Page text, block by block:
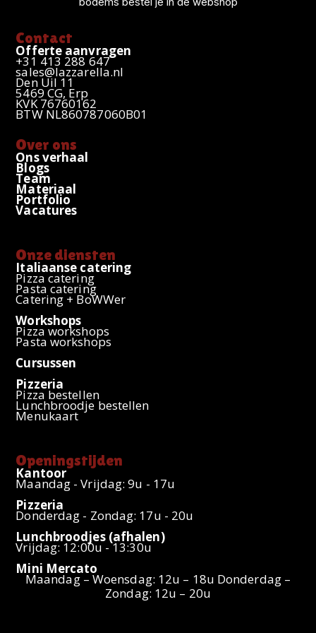
a n
Contact
Offerte aanvragen
+31 413 288 647
sales@lazzarella.nl
Den Uil 11
5469 CG, Erp
KVK 76760162
BTW NL860787060B01
Over ons
Ons verhaal
Blogs
Team
Materiaal
Portfolio
Vacatures
Onze diensten
Italiaanse catering
Pizza catering
Pasta catering
Catering + BoWWer
Workshops
Pizza workshops
Pasta workshops
Cursussen
Pizzeria
Pizza bestellen
Lunchbroodje bestellen
Menukaart
Openingstijden
Kantoor
Maandag - Vrijdag: 9u - 17u
Pizzeria
Donderdag - Zondag: 17u - 20u
Lunchbroodjes (afhalen)
Vrijdag: 12:00u - 13:30u
Mini Mercato
Maandag – Woensdag: 12u – 18u Donderdag –
Zondag: 12u – 20u